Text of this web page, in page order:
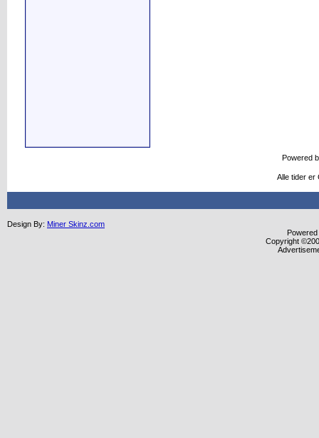
Powered
Alle tider er
Design By: Miner Skinz.com
Copyright